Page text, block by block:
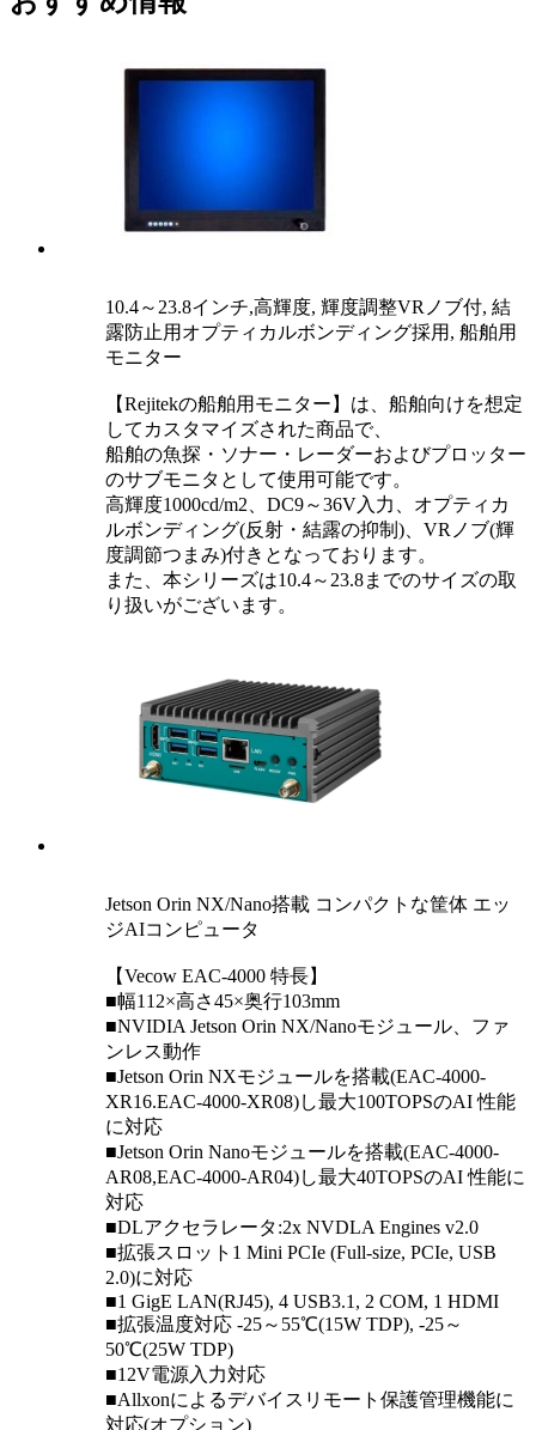
10.4～23.8インチ,高輝度, 輝度調整VRノブ付, 結
露防止用オプティカルボンディング採用, 船舶用
モニター
【Rejitekの船舶用モニター】は、船舶向けを想定
してカスタマイズされた商品で、
船舶の魚探・ソナー・レーダーおよびプロッター
のサブモニタとして使用可能です。
高輝度1000cd/m2、DC9～36V入力、オプティカ
ルボンディング(反射・結露の抑制)、VRノブ(輝
度調節つまみ)付きとなっております。
また、本シリーズは10.4～23.8までのサイズの取
り扱いがございます。
Jetson Orin NX/Nano搭載 コンパクトな筐体 エッ
ジAIコンピュータ
【Vecow EAC-4000 特長】
■幅112×高さ45×奥行103mm
■NVIDIA Jetson Orin NX/Nanoモジュール、ファ
ンレス動作
■Jetson Orin NXモジュールを搭載(EAC-4000-
XR16.EAC-4000-XR08)し最大100TOPSのAI 性能
に対応
■Jetson Orin Nanoモジュールを搭載(EAC-4000-
AR08,EAC-4000-AR04)し最大40TOPSのAI 性能に
対応
■DLアクセラレータ:2x NVDLA Engines v2.0
■拡張スロット1 Mini PCIe (Full-size, PCIe, USB
2.0)に対応
■1 GigE LAN(RJ45), 4 USB3.1, 2 COM, 1 HDMI
■拡張温度対応 -25～55℃(15W TDP), -25～
50℃(25W TDP)
■12V電源入力対応
■Allxonによるデバイスリモート保護管理機能に
対応(オプション)